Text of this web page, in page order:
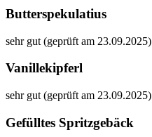
Butterspekulatius
sehr gut (geprüft am 23.09.2025)
Vanillekipferl
sehr gut (geprüft am 23.09.2025)
Gefülltes Spritzgebäck